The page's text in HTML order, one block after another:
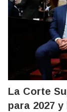
La Corte
para 2027